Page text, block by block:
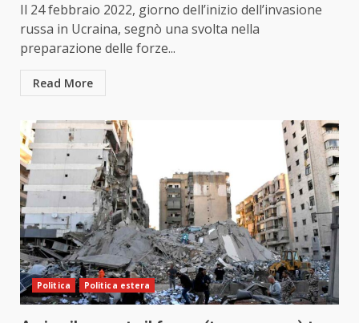
Il 24 febbraio 2022, giorno dell’inizio dell’invasione
russa in Ucraina, segnò una svolta nella
preparazione delle forze...
Read More
Politica Politica estera